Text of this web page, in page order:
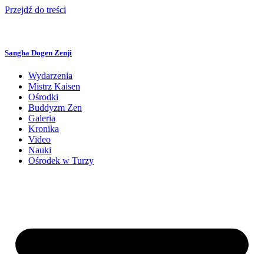
Przejdź do treści
Sangha Dogen Zenji
Wydarzenia
Mistrz Kaisen
Ośrodki
Buddyzm Zen
Galeria
Kronika
Video
Nauki
Ośrodek w Turzy